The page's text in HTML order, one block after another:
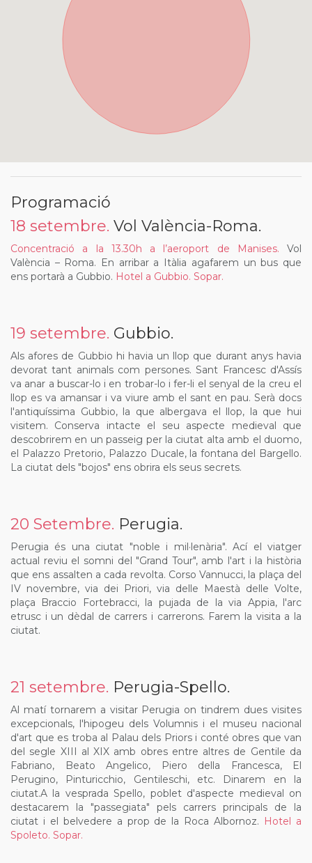
Programació
18 setembre. Vol València-Roma.
Concentració a la 13.30h a l’aeroport de Manises. Vol
València – Roma. En arribar a Itàlia agafarem un bus que
ens portarà a Gubbio. Hotel a Gubbio. Sopar.
19 setembre. Gubbio.
Als afores de Gubbio hi havia un llop que durant anys havia
devorat tant animals com persones. Sant Francesc d'Assís
va anar a buscar-lo i en trobar-lo i fer-li el senyal de la creu el
llop es va amansar i va viure amb el sant en pau. Serà docs
l'antiquíssima Gubbio, la que albergava el llop, la que hui
visitem. Conserva intacte el seu aspecte medieval que
descobrirem en un passeig per la ciutat alta amb el duomo,
el Palazzo Pretorio, Palazzo Ducale, la fontana del Bargello.
La ciutat dels "bojos" ens obrira els seus secrets.
20 Setembre. Perugia.
Perugia és una ciutat "noble i mil·lenària". Ací el viatger
actual reviu el somni del "Grand Tour", amb l'art i la història
que ens assalten a cada revolta. Corso Vannucci, la plaça del
IV novembre, via dei Priori, via delle Maestà delle Volte,
plaça Braccio Fortebracci, la pujada de la via Appia, l'arc
etrusc i un dèdal de carrers i carrerons. Farem la visita a la
ciutat.
21 setembre. Perugia-Spello.
Al matí tornarem a visitar Perugia on tindrem dues visites
excepcionals, l'hipogeu dels Volumnis i el museu nacional
d'art que es troba al Palau dels Priors i conté obres que van
del segle XIII al XIX amb obres entre altres de Gentile da
Fabriano, Beato Angelico, Piero della Francesca, El
Perugino, Pinturicchio, Gentileschi, etc. Dinarem en la
ciutat.A la vesprada Spello, poblet d'aspecte medieval on
destacarem la "passegiata" pels carrers principals de la
ciutat i el belvedere a prop de la Roca Albornoz. Hotel a
Spoleto. Sopar.